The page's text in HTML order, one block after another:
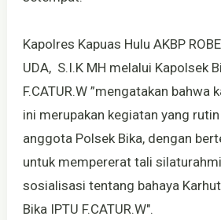
Kapolres Kapuas Hulu AKBP
UDA, S.I.K MH melalui Kapolsek
F.CATUR.W ”mengatakan bahwa
ini merupakan kegiatan yang
anggota Polsek Bika, dengan
untuk mempererat tali
sosialisasi tentang bahaya
Bika IPTU F.CATUR.W".